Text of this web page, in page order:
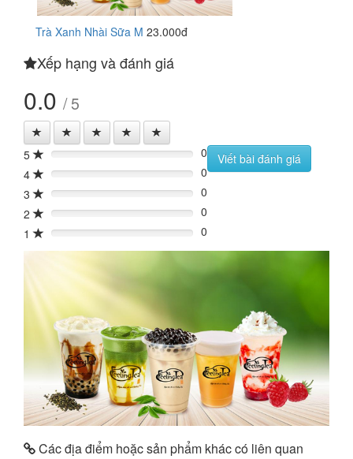
Trà Xanh Nhài Sữa M 23.000đ
Xếp hạng và đánh giá
0.0 / 5
5 0%
0
4
0%
0
3
0%
0
2
0%
0
1
0% 0
Viết bài đánh giá
Các địa điểm hoặc sản phẩm khác có liên quan